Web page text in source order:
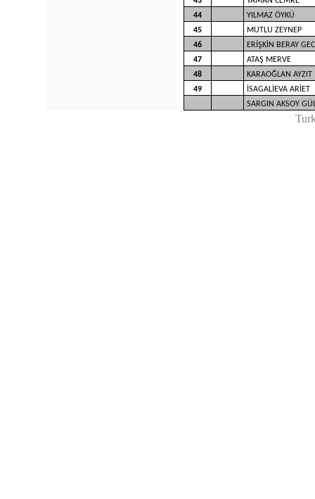
44
YILMAZ ÖYKÜ
45
MUTLU ZEYNEP
46
ERİŞKİN BERAY
47
ATAŞ MERVE
48
KARAOĞLAN AYZIT
49
İSAGALİEVA ARİET
SARGIN AKSOY